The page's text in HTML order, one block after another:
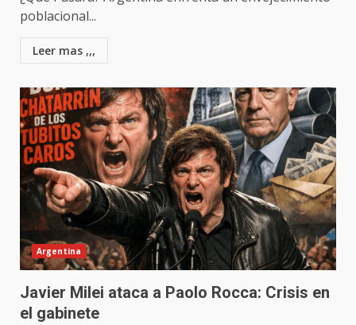
poblacional...
Leer mas ,,,
Argentina
Javier Milei ataca a Paolo Rocca: Crisis en
el gabinete